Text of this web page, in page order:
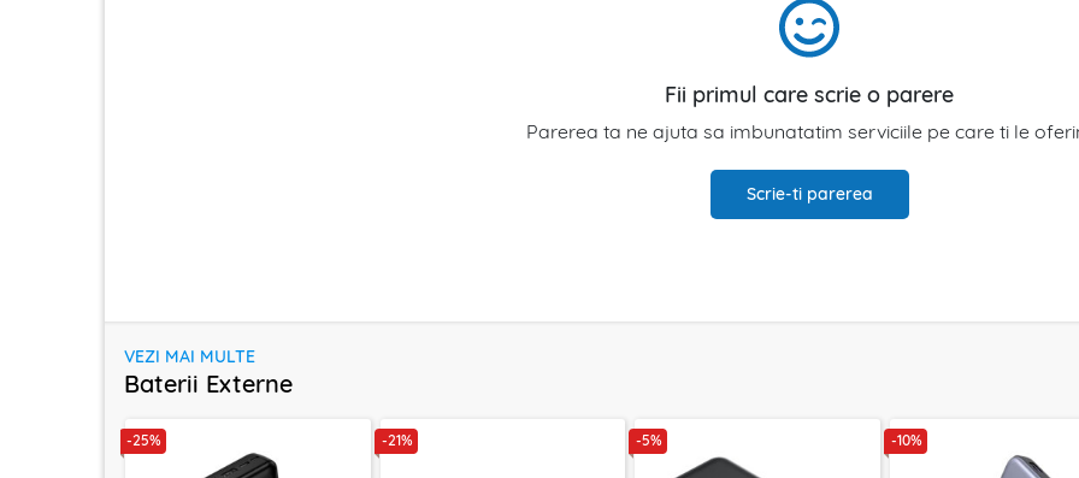
Fii primul care scrie o parere
Parerea ta ne ajuta sa imbunatatim serviciile pe care ti le
Scrie-ti parerea
VEZI MAI MULTE
Baterii Externe
-25% -21% -5% -10%